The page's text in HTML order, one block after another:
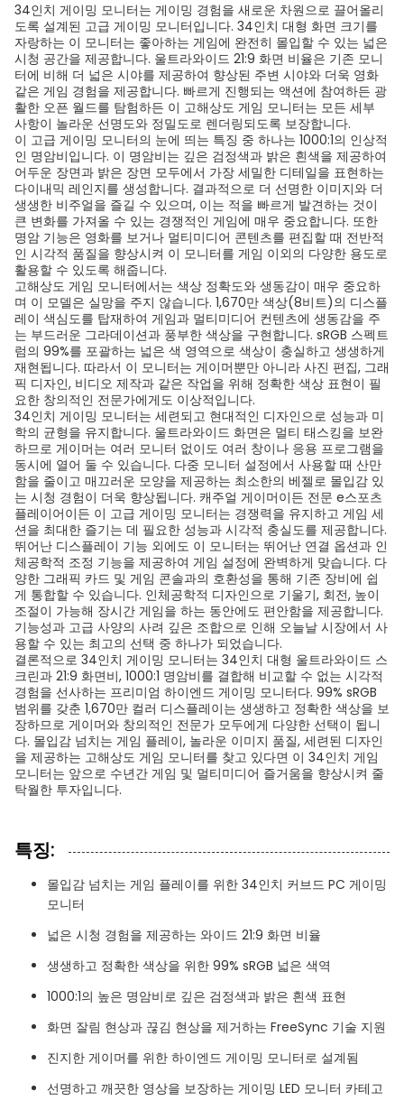
34인치 게이밍 모니터는 게이밍 경험을 새로운 차원으로 끌어올리
도록 설계된 고급 게이밍 모니터입니다. 34인치 대형 화면 크기를
자랑하는 이 모니터는 좋아하는 게임에 완전히 몰입할 수 있는 넓은
시청 공간을 제공합니다. 울트라와이드 21:9 화면 비율은 기존 모니
터에 비해 더 넓은 시야를 제공하여 향상된 주변 시야와 더욱 영화
같은 게임 경험을 제공합니다. 빠르게 진행되는 액션에 참여하든 광
활한 오픈 월드를 탐험하든 이 고해상도 게임 모니터는 모든 세부
사항이 놀라운 선명도와 정밀도로 렌더링되도록 보장합니다.
이 고급 게이밍 모니터의 눈에 띄는 특징 중 하나는 1000:1의 인상적
인 명암비입니다. 이 명암비는 깊은 검정색과 밝은 흰색을 제공하여
어두운 장면과 밝은 장면 모두에서 가장 세밀한 디테일을 표현하는
다이내믹 레인지를 생성합니다. 결과적으로 더 선명한 이미지와 더
생생한 비주얼을 즐길 수 있으며, 이는 적을 빠르게 발견하는 것이
큰 변화를 가져올 수 있는 경쟁적인 게임에 매우 중요합니다. 또한
명암 기능은 영화를 보거나 멀티미디어 콘텐츠를 편집할 때 전반적
인 시각적 품질을 향상시켜 이 모니터를 게임 이외의 다양한 용도로
활용할 수 있도록 해줍니다.
고해상도 게임 모니터에서는 색상 정확도와 생동감이 매우 중요하
며 이 모델은 실망을 주지 않습니다. 1,670만 색상(8비트)의 디스플
레이 색심도를 탑재하여 게임과 멀티미디어 컨텐츠에 생동감을 주
는 부드러운 그라데이션과 풍부한 색상을 구현합니다. sRGB 스펙트
럼의 99%를 포괄하는 넓은 색 영역으로 색상이 충실하고 생생하게
재현됩니다. 따라서 이 모니터는 게이머뿐만 아니라 사진 편집, 그래
픽 디자인, 비디오 제작과 같은 작업을 위해 정확한 색상 표현이 필
요한 창의적인 전문가에게도 이상적입니다.
34인치 게이밍 모니터는 세련되고 현대적인 디자인으로 성능과 미
학의 균형을 유지합니다. 울트라와이드 화면은 멀티 태스킹을 보완
하므로 게이머는 여러 모니터 없이도 여러 창이나 응용 프로그램을
동시에 열어 둘 수 있습니다. 다중 모니터 설정에서 사용할 때 산만
함을 줄이고 매끄러운 모양을 제공하는 최소한의 베젤로 몰입감 있
는 시청 경험이 더욱 향상됩니다. 캐주얼 게이머이든 전문 e스포츠
플레이어이든 이 고급 게이밍 모니터는 경쟁력을 유지하고 게임 세
션을 최대한 즐기는 데 필요한 성능과 시각적 충실도를 제공합니다.
뛰어난 디스플레이 기능 외에도 이 모니터는 뛰어난 연결 옵션과 인
체공학적 조정 기능을 제공하여 게임 설정에 완벽하게 맞습니다. 다
양한 그래픽 카드 및 게임 콘솔과의 호환성을 통해 기존 장비에 쉽
게 통합할 수 있습니다. 인체공학적 디자인으로 기울기, 회전, 높이
조절이 가능해 장시간 게임을 하는 동안에도 편안함을 제공합니다.
기능성과 고급 사양의 사려 깊은 조합으로 인해 오늘날 시장에서 사
용할 수 있는 최고의 선택 중 하나가 되었습니다.
결론적으로 34인치 게이밍 모니터는 34인치 대형 울트라와이드 스
크린과 21:9 화면비, 1000:1 명암비를 결합해 비교할 수 없는 시각적
경험을 선사하는 프리미엄 하이엔드 게이밍 모니터다. 99% sRGB
범위를 갖춘 1,670만 컬러 디스플레이는 생생하고 정확한 색상을 보
장하므로 게이머와 창의적인 전문가 모두에게 다양한 선택이 됩니
다. 몰입감 넘치는 게임 플레이, 놀라운 이미지 품질, 세련된 디자인
을 제공하는 고해상도 게임 모니터를 찾고 있다면 이 34인치 게임
모니터는 앞으로 수년간 게임 및 멀티미디어 즐거움을 향상시켜 줄
탁월한 투자입니다.
특징:
몰입감 넘치는 게임 플레이를 위한 34인치 커브드 PC 게이밍
모니터
넓은 시청 경험을 제공하는 와이드 21:9 화면 비율
생생하고 정확한 색상을 위한 99% sRGB 넓은 색역
1000:1의 높은 명암비로 깊은 검정색과 밝은 흰색 표현
화면 잘림 현상과 끊김 현상을 제거하는 FreeSync 기술 지원
진지한 게이머를 위한 하이엔드 게이밍 모니터로 설계됨
선명하고 깨끗한 영상을 보장하는 게이밍 LED 모니터 카테고